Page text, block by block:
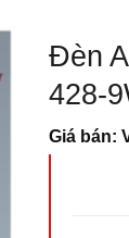
Đèn
428-
Giá bán: